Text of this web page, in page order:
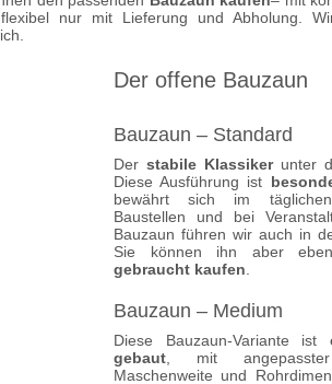
nur mit Lieferung und Abholung.
Der offene Bauzaun
Bauzaun – Standard
Der stabile Klassikerunter
Diese Ausführung ist
bewährt sich im
Baustellen und bei
Bauzaun führen wir auch in
Sie können ihn aber
gebraucht kaufen
Bauzaun – Medium
Diese Bauzaun-Variante ist
gebaut , mit angepasster
Maschenweite und